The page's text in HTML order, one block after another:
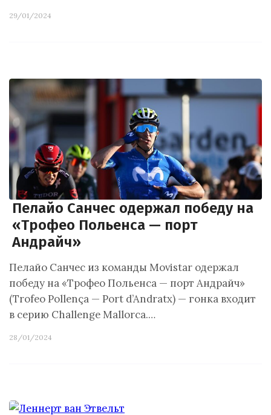
29/01/2024
Пелайо Санчес одержал победу на
«Трофео Польенса — порт
Андрайч»
Пелайо Санчес из команды Movistar одержал
победу на «Трофео Польенса — порт Андрайч»
(Trofeo Pollença — Port d’Andratx) — гонка входит
в серию Challenge Mallorca.…
28/01/2024